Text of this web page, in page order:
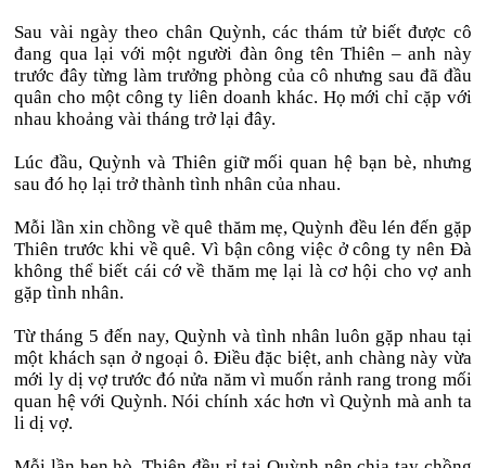
Sau vài ngày theo chân Quỳnh, các thám tử biết được cô
đang qua lại với một người đàn ông tên Thiên – anh này
trước đây từng làm trưởng phòng của cô nhưng sau đã đầu
quân cho một công ty liên doanh khác. Họ mới chỉ cặp với
nhau khoảng vài tháng trở lại đây.
Lúc đầu, Quỳnh và Thiên giữ mối quan hệ bạn bè, nhưng
sau đó họ lại trở thành tình nhân của nhau.
Mỗi lần xin chồng về quê thăm mẹ, Quỳnh đều lén đến gặp
Thiên trước khi về quê. Vì bận công việc ở công ty nên Đà
không thể biết cái cớ về thăm mẹ lại là cơ hội cho vợ anh
gặp tình nhân.
Từ tháng 5 đến nay, Quỳnh và tình nhân luôn gặp nhau tại
một khách sạn ở ngoại ô. Điều đặc biệt, anh chàng này vừa
mới ly dị vợ trước đó nửa năm vì muốn rảnh rang trong mối
quan hệ với Quỳnh. Nói chính xác hơn vì Quỳnh mà anh ta
li dị vợ.